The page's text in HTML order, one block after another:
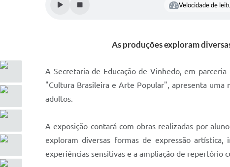
Velocidade de
As produções exploram
A Secretaria de Educação de Vinhedo, em
"Cultura Brasileira e Arte Popular", apresenta uma
adultos.
A exposição contará com obras realizadas por
exploram diversas formas de expressão
experiências sensitivas e a ampliação de repertório